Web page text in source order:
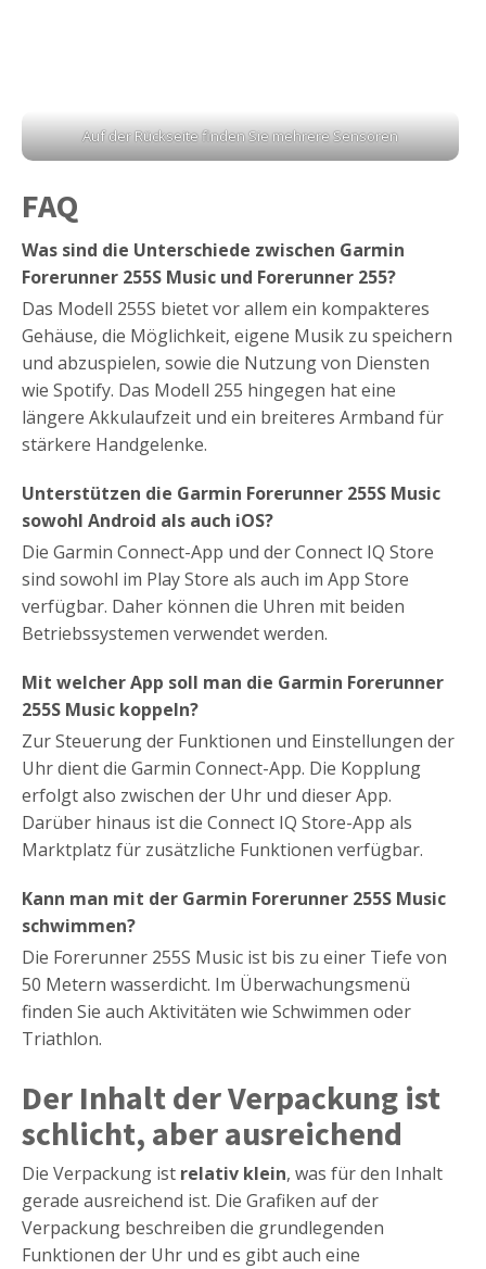
Auf der Rückseite finden Sie mehrere Sensoren
FAQ
Was sind die Unterschiede zwischen Garmin
Forerunner 255S Music und Forerunner 255?
Das Modell 255S bietet vor allem ein kompakteres
Gehäuse, die Möglichkeit, eigene Musik zu speichern
und abzuspielen, sowie die Nutzung von Diensten
wie Spotify. Das Modell 255 hingegen hat eine
längere Akkulaufzeit und ein breiteres Armband für
stärkere Handgelenke.
Unterstützen die Garmin Forerunner 255S Music
sowohl Android als auch iOS?
Die Garmin Connect-App und der Connect IQ Store
sind sowohl im Play Store als auch im App Store
verfügbar. Daher können die Uhren mit beiden
Betriebssystemen verwendet werden.
Mit welcher App soll man die Garmin Forerunner
255S Music koppeln?
Zur Steuerung der Funktionen und Einstellungen der
Uhr dient die Garmin Connect-App. Die Kopplung
erfolgt also zwischen der Uhr und dieser App.
Darüber hinaus ist die Connect IQ Store-App als
Marktplatz für zusätzliche Funktionen verfügbar.
Kann man mit der Garmin Forerunner 255S Music
schwimmen?
Die Forerunner 255S Music ist bis zu einer Tiefe von
50 Metern wasserdicht. Im Überwachungsmenü
finden Sie auch Aktivitäten wie Schwimmen oder
Triathlon.
Der Inhalt der Verpackung ist
schlicht, aber ausreichend
Die Verpackung ist relativ klein, was für den Inhalt
gerade ausreichend ist. Die Grafiken auf der
Verpackung beschreiben die grundlegenden
Funktionen der Uhr und es gibt auch eine